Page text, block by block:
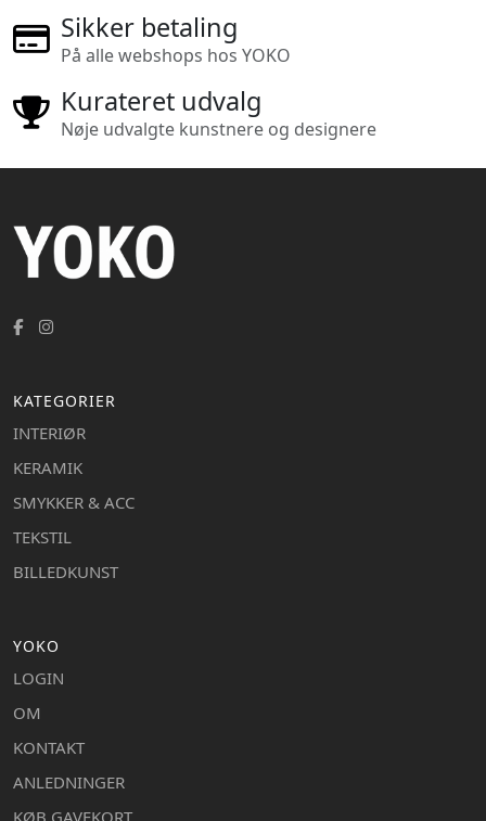
Sikker betaling
På alle webshops hos YOKO
Kurateret udvalg
Nøje udvalgte kunstnere og designere
KATEGORIER
INTERIØR
KERAMIK
SMYKKER & ACC
TEKSTIL
BILLEDKUNST
YOKO
LOGIN
OM
KONTAKT
ANLEDNINGER
KØB GAVEKORT